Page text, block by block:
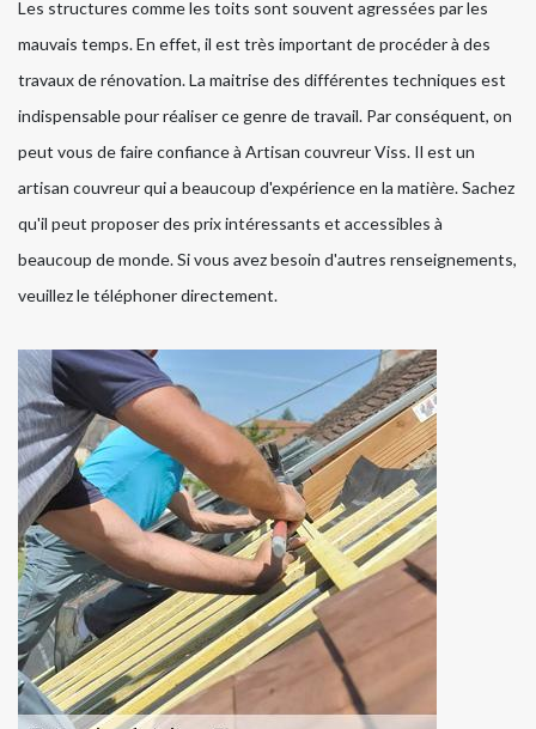
Les structures comme les toits sont souvent agressées par les
mauvais temps. En effet, il est très important de procéder à des
travaux de rénovation. La maitrise des différentes techniques est
indispensable pour réaliser ce genre de travail. Par conséquent, on
peut vous de faire confiance à Artisan couvreur Viss. Il est un
artisan couvreur qui a beaucoup d'expérience en la matière. Sachez
qu'il peut proposer des prix intéressants et accessibles à
beaucoup de monde. Si vous avez besoin d'autres renseignements,
veuillez le téléphoner directement.